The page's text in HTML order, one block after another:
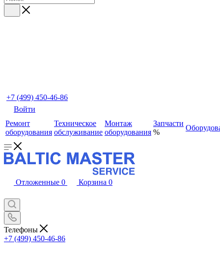
+7 (499) 450-46-86
Войти
Ремонт
оборудования
Техническое
обслуживание
Монтаж
оборудования
Запчасти
%
Отложенные 0 Корзина 0
Телефоны
+7 (499) 450-46-86